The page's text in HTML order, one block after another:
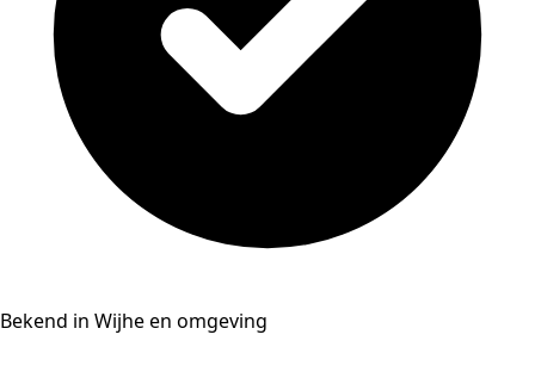
Bekend in Wijhe en omgeving